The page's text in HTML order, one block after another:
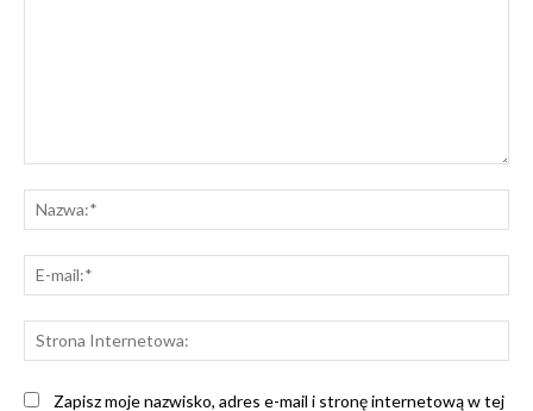
Zapisz moje nazwisko, adres e-mail i stronę internetową w tej